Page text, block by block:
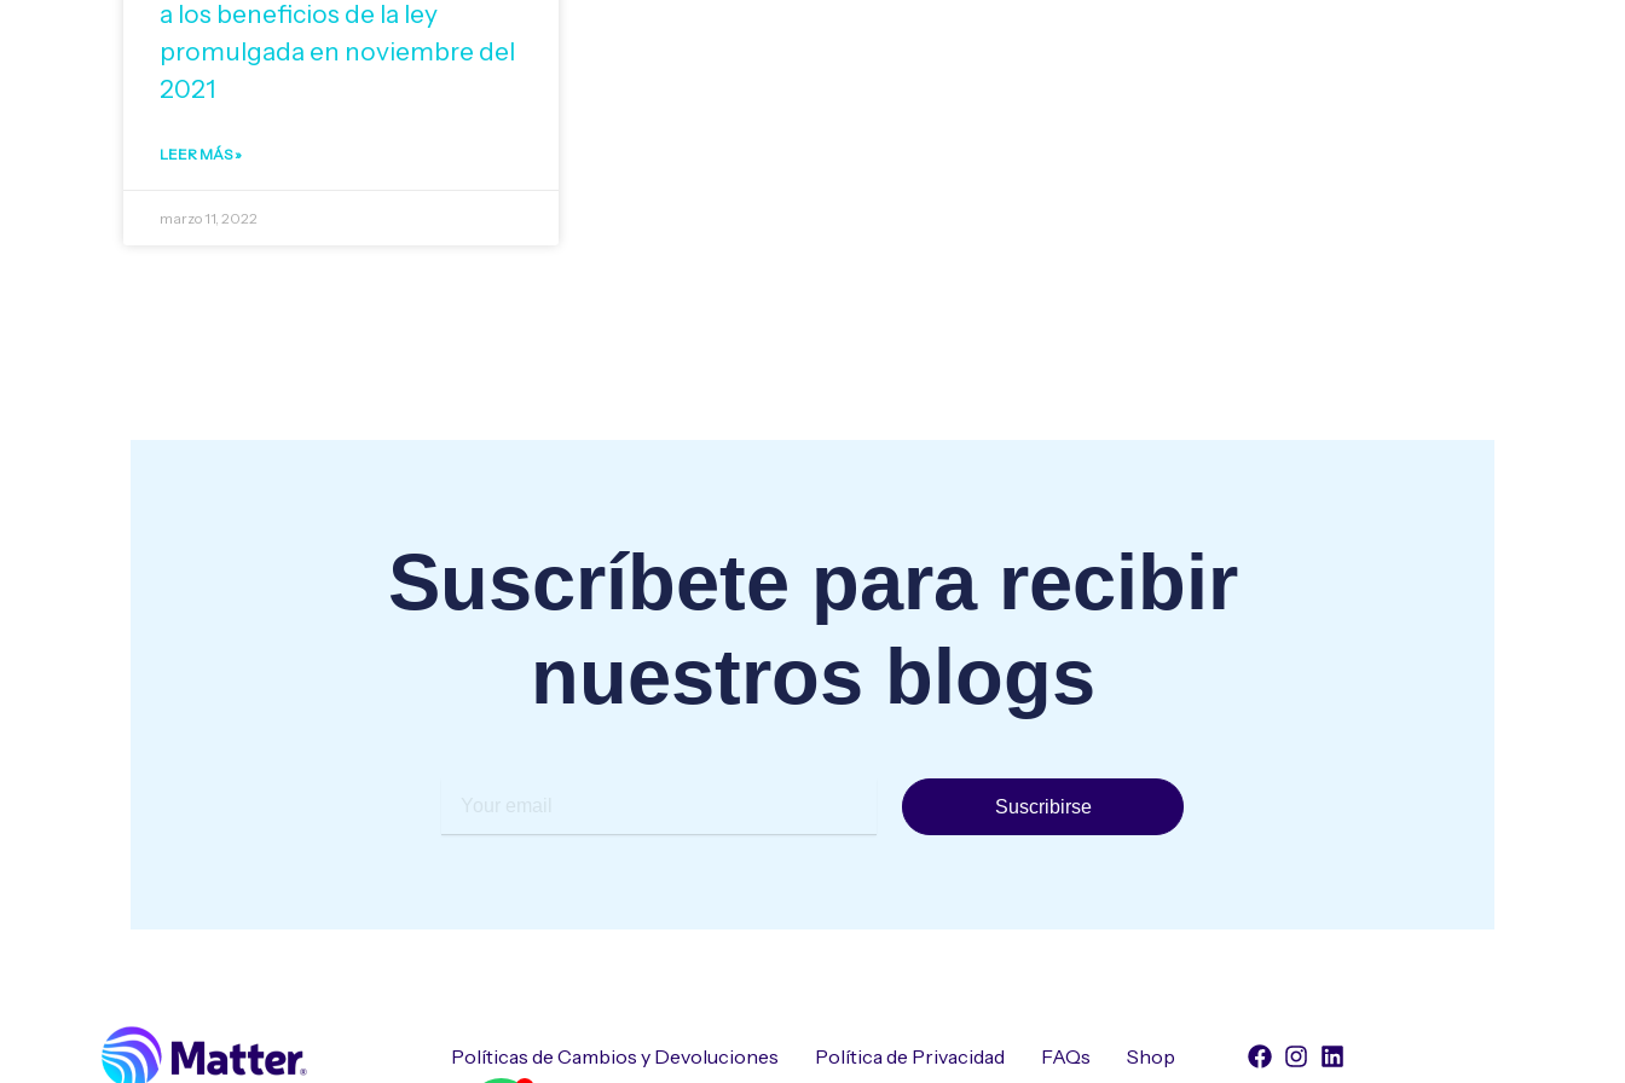
a los beneficios de la ley
promulgada en noviembre del
2021
LEER MÁS »
marzo 11, 2022
Suscríbete para recibir
nuestros blogs
Suscribirse
Políticas de Cambios y Devoluciones Política de Privacidad FAQs Shop